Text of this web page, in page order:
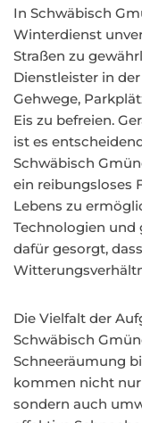
In Schwäbisch
Winterdienst
Straßen zu
Dienstleister in
Gehwege,
Eis zu befreien.
ist es
Schwäbisch
ein reibungsloses
Lebens zu
Technologien
dafür gesorgt,
Die Vielfalt der
Schwäbisch
Schneeräumung
kommen nicht nur
sondern auch